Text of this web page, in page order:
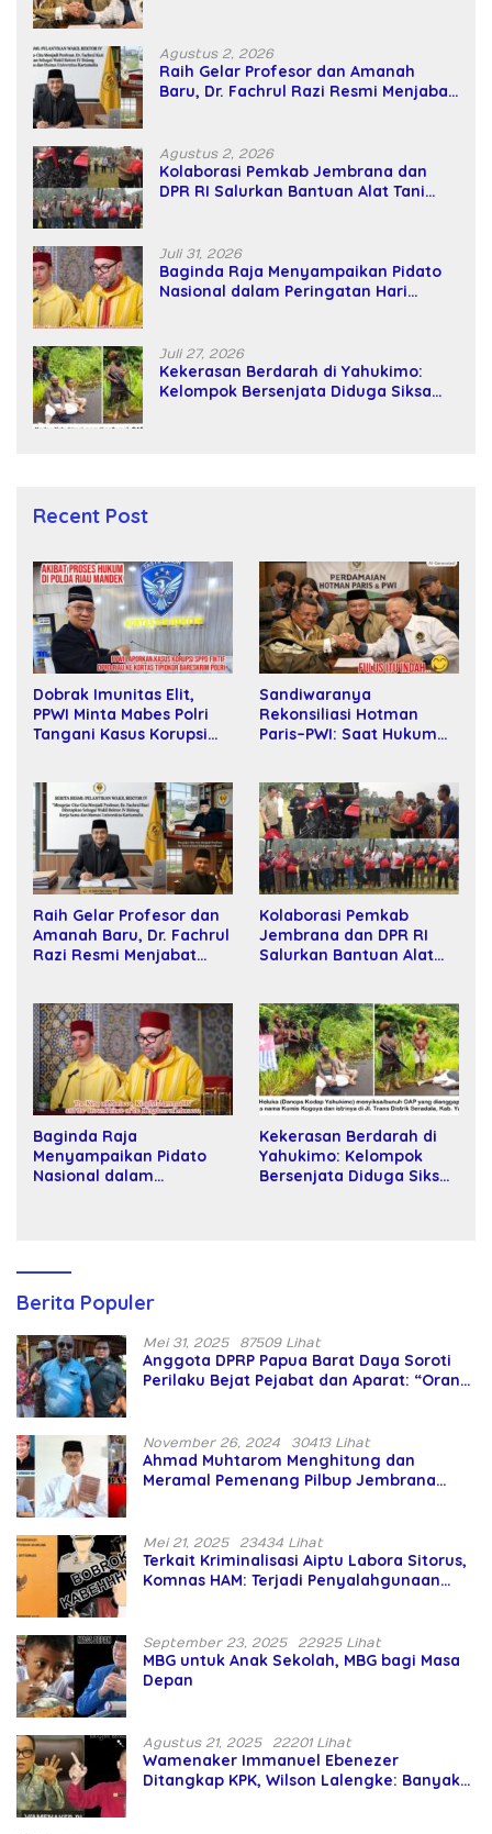
Agustus 2, 2026
Raih Gelar Profesor dan Amanah
Baru, Dr. Fachrul Razi Resmi Menjabat
Agustus 2, 2026
Kolaborasi Pemkab Jembrana dan
DPR RI Salurkan Bantuan Alat Tani
Juli 31, 2026
Baginda Raja Menyampaikan Pidato
Nasional dalam Peringatan Hari
Juli 27, 2026
Kekerasan Berdarah di Yahukimo:
Kelompok Bersenjata Diduga Siksa
Recent Post
Dobrak Imunitas Elit,
PPWI Minta Mabes Polri
Tangani Kasus Korupsi
Sandiwaranya
Rekonsiliasi Hotman
Paris–PWI: Saat Hukum
Raih Gelar Profesor dan
Amanah Baru, Dr. Fachrul
Razi Resmi Menjabat
Kolaborasi Pemkab
Jembrana dan DPR RI
Salurkan Bantuan Alat
Baginda Raja
Menyampaikan Pidato
Nasional dalam
Kekerasan Berdarah di
Yahukimo: Kelompok
Bersenjata Diduga Siksa
Berita Populer
Mei 31, 2025 87509 Lihat
Anggota DPRP Papua Barat Daya Soroti
Perilaku Bejat Pejabat dan Aparat: “Orang
November 26, 2024 30413 Lihat
Ahmad Muhtarom Menghitung dan
Meramal Pemenang Pilbup Jembrana
Mei 21, 2025 23434 Lihat
Terkait Kriminalisasi Aiptu Labora Sitorus,
Komnas HAM: Terjadi Penyalahgunaan
September 23, 2025 22925 Lihat
MBG untuk Anak Sekolah, MBG bagi Masa
Depan
Agustus 21, 2025 22201 Lihat
Wamenaker Immanuel Ebenezer
Ditangkap KPK, Wilson Lalengke: Banyak